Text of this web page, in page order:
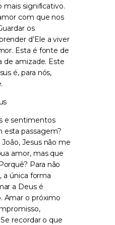
mais significativo.
com que nos
os
d’Ele a viver
Esta é fonte de
de amizade. Este
é, para nós,
e sentimentos
passagem?
Jesus não me
amor, mas que
Para não
a única forma
a Deus é
Amar o próximo
recordar o que